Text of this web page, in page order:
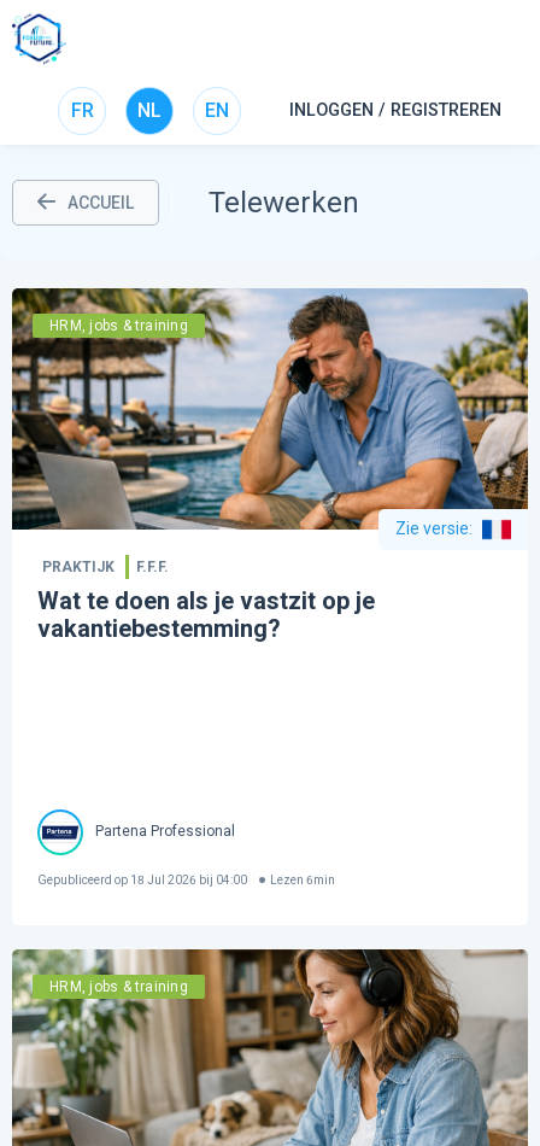
FR NL EN INLOGGEN / REGISTREREN
ACCUEIL Telewerken
HRM, jobs & training
Zie versie:
PRAKTIJK F.F.F.
Wat te doen als je vastzit op je
vakantiebestemming?
Partena Professional
Gepubliceerd op 18 Jul 2026 bij 04:00 Lezen 6min
HRM, jobs & training